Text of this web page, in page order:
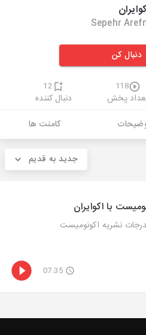
Sepehr
دنبال کن
118
پخش
12
دنبال کننده
کامنت ها
جدید به قدیم
با اکوایران
نشریه اکونومیست
07:35